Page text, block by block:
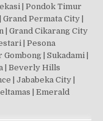
| Pondok Timur
Permata City |
| Grand Cikarang City
| Pesona
| Sukadami |
| Beverly Hills
| Jababeka City |
| Emerald